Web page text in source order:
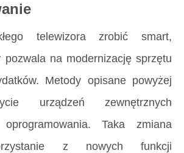
telewizora zrobić smart,
na modernizację sprzętu
Metody opisane powyżej
urządzeń zewnętrznych
Taka zmiana
z nowych funkcji